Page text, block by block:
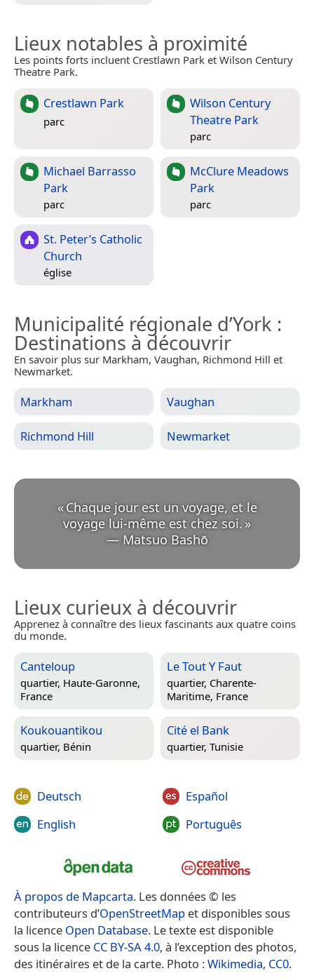
Lieux notables à proximité
Les points forts incluent Crestlawn Park et Wilson Century
Theatre Park.
Crestlawn Park
parc
Wilson Century
Theatre Park
parc
Michael Barrasso
Park
parc
McClure Meadows
Park
parc
St. Peter’s Catholic
Church
église
Municipalité régionale d’York :
Destinations à découvrir
En savoir plus sur Markham, Vaughan, Richmond Hill et
Newmarket.
Markham Vaughan
Richmond Hill Newmarket
«Chaque jour est un voyage, et le
voyage lui-même est chez soi.
— Matsuo Bashō
Lieux curieux à découvrir
Apprenez à connaître des lieux fascinants aux quatre coins
du monde.
Canteloup
quartier, Haute-Garonne,
France
Le Tout Y Faut
quartier, Charente-
Maritime, France
Koukouantikou
quartier, Bénin
Cité el Bank
quartier, Tunisie
Deutsch
English
Español
Português
À propos de Mapcarta. Les données © les
contributeurs d’OpenStreetMap et disponibles sous
la licence Open Database. Le texte est disponible
sous la licence CC BY-SA 4.0, à l’exception des photos,
des itinéraires et de la carte. Photo :Wikimedia, CC0.